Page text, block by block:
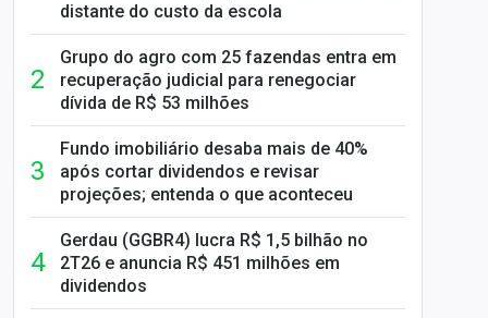
distante do custo da escola
Grupo do agro com 25 fazendas entra em
recuperação judicial para renegociar
dívida de R$ 53 milhões
Fundo imobiliário desaba mais de 40%
após cortar dividendos e revisar
projeções; entenda o que aconteceu
Gerdau (GGBR4) lucra R$ 1,5 bilhão no
2T26 e anuncia R$ 451 milhões em
dividendos